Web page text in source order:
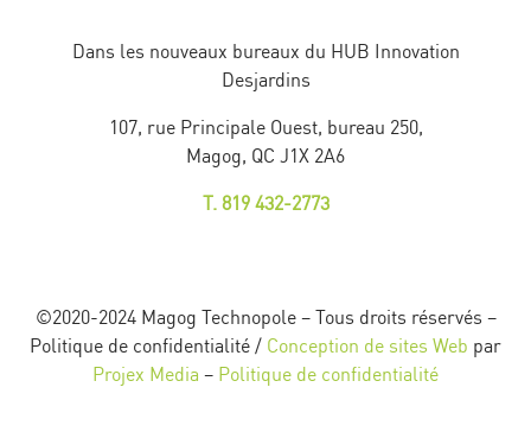
Dans les nouveaux bureaux du HUB Innovation
Desjardins
107, rue Principale Ouest, bureau 250,
Magog, QC J1X 2A6
T. 819 432-2773
©2020-2024 Magog Technopole – Tous droits réservés –
Politique de confidentialité / Conception de sites Web par
Projex Media – Politique de confidentialité